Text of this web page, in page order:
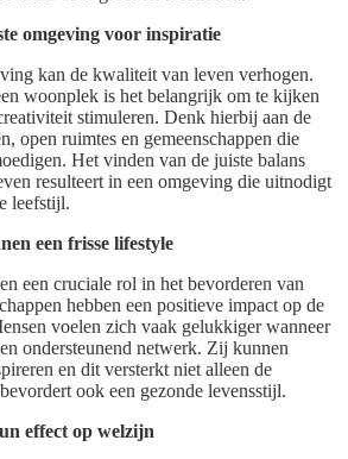
omgeving voor inspiratie
kan de kwaliteit van leven verhogen.
woonplek is het belangrijk om te kijken
stimuleren. Denk hierbij aan de
open ruimtes en gemeenschappen die
Het vinden van de juiste balans
resulteert in een omgeving die uitnodigt
leefstijl.
een frisse lifestyle
een cruciale rol in het bevorderen van
hebben een positieve impact op de
voelen zich vaak gelukkiger wanneer
ondersteunend netwerk. Zij kunnen
en dit versterkt niet alleen de
ook een gezonde levensstijl.
effect op welzijn